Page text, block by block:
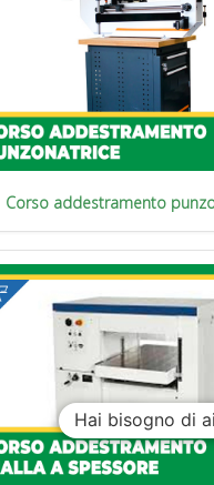
Corso addestramento
Hai bisogno di